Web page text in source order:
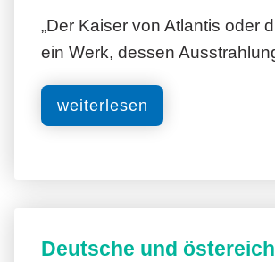
„Der Kaiser von Atlantis oder
ein Werk, dessen
weiterlesen
Deutsche und